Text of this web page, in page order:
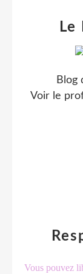
Blog
Voir le
Vous pouvez